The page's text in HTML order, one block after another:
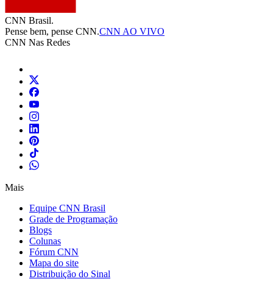
CNN Brasil.
Pense bem, pense CNN.CNN AO VIVO
CNN Nas Redes
Mais
Equipe CNN Brasil
Grade de Programação
Blogs
Colunas
Fórum CNN
Mapa do site
Distribuição do Sinal